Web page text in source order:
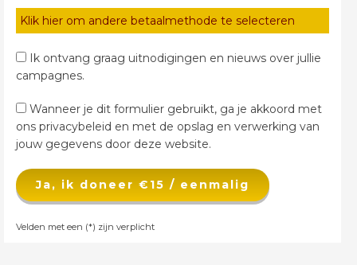
Klik hier om andere betaalmethode te selecteren
Ik ontvang graag uitnodigingen en nieuws over jullie
campagnes.
Wanneer je dit formulier gebruikt, ga je akkoord met
ons privacybeleid en met de opslag en verwerking van
jouw gegevens door deze website.
Ja, ik doneer €15 / eenmalig
Velden met een (*) zijn verplicht